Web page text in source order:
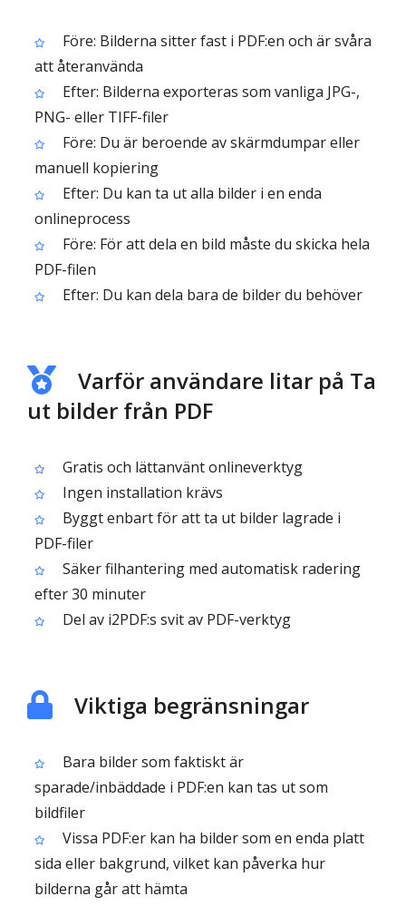
Före: Bilderna sitter fast i PDF:en och är svåra
att återanvända
Efter: Bilderna exporteras som vanliga JPG-,
PNG- eller TIFF-filer
Före: Du är beroende av skärmdumpar eller
manuell kopiering
Efter: Du kan ta ut alla bilder i en enda
onlineprocess
Före: För att dela en bild måste du skicka hela
PDF-filen
Efter: Du kan dela bara de bilder du behöver
Varför användare litar på Ta
ut bilder från PDF
Gratis och lättanvänt onlineverktyg
Ingen installation krävs
Byggt enbart för att ta ut bilder lagrade i
PDF-filer
Säker filhantering med automatisk radering
efter 30 minuter
Del av i2PDF:s svit av PDF-verktyg
Viktiga begränsningar
Bara bilder som faktiskt är
sparade/inbäddade i PDF:en kan tas ut som
bildfiler
Vissa PDF:er kan ha bilder som en enda platt
sida eller bakgrund, vilket kan påverka hur
bilderna går att hämta